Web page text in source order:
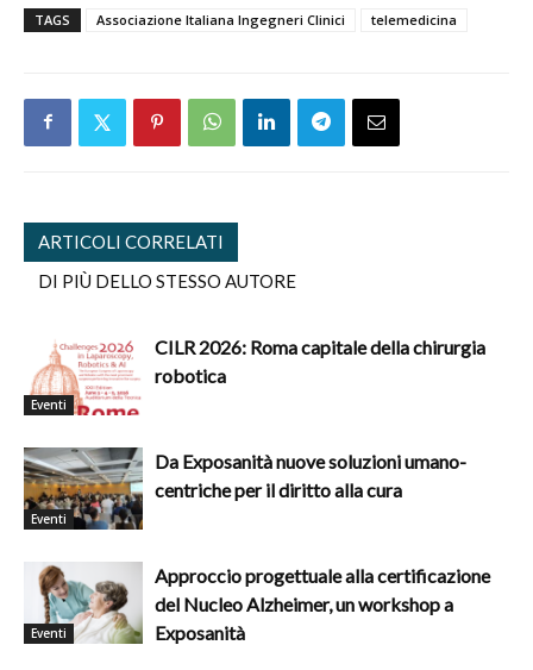
TAGS Associazione Italiana Ingegneri Clinici telemedicina
ARTICOLI CORRELATI
DI PIÙ DELLO STESSO AUTORE
Eventi
CILR 2026: Roma capitale della chirurgia
robotica
Eventi
Da Exposanità nuove soluzioni umano-
centriche per il diritto alla cura
Eventi
Approccio progettuale alla certificazione
del Nucleo Alzheimer, un workshop a
Exposanità